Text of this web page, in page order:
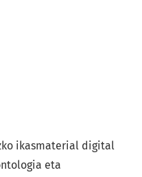
ikasmaterial digital
eta